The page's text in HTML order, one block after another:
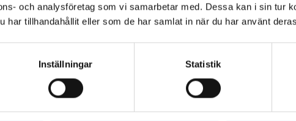
och analysföretag som vi samarbetar med. Dessa kan i sin tur
har tillhandahållit eller som de har samlat in när du har använt
Inställningar Statistik